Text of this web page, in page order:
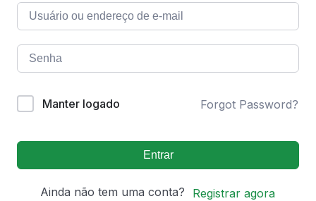
Manter logado Forgot Password?
Entrar
Ainda não tem uma conta? Registrar agora